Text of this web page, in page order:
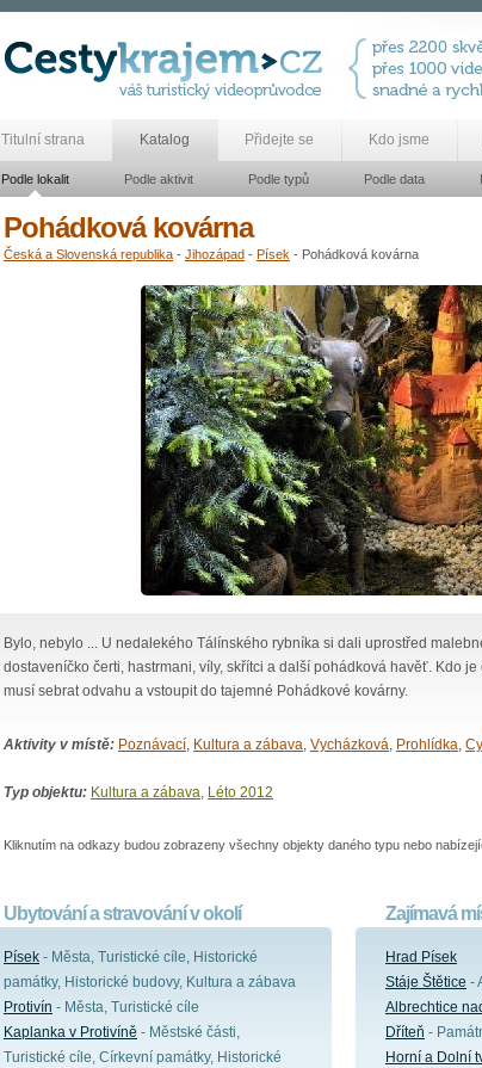
Titulní strana Katalog Přidejte se Kdo jsme
Podle lokalit Podle aktivit Podle typů Podle data
Pohádková kovárna
Česká a Slovenská republika - Jihozápad - Písek - Pohádková kovárna
Bylo, nebylo ... U nedalekého Tálínského rybníka si dali uprostřed
dostaveníčko čerti, hastrmani, víly, skřítci a další pohádková havěť. Kdo
musí sebrat odvahu a vstoupit do tajemné Pohádkové kovárny.
Aktivity v místě: Poznávací, Kultura a zábava, Vycházková, Prohlídka,
Typ objektu: Kultura a zábava, Léto 2012
Kliknutím na odkazy budou zobrazeny všechny objekty daného typu nebo
Ubytování a stravování v okolí
Písek - Města, Turistické cíle, Historické
památky, Historické budovy, Kultura a zábava
Protivín - Města, Turistické cíle
Kaplanka v Protivíně - Městské části,
Turistické cíle, Církevní památky, Historické
Zajímavá
Hrad Písek
Stáje Štětice -
Albrechtice
Dříteň -
Horní a Dolní